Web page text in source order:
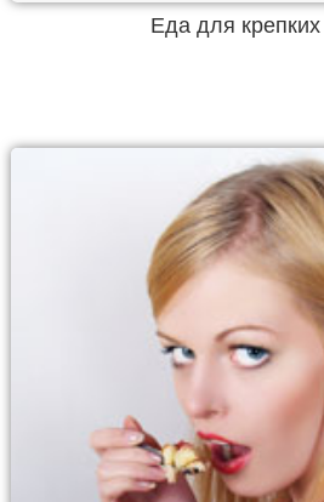
Еда для крепких